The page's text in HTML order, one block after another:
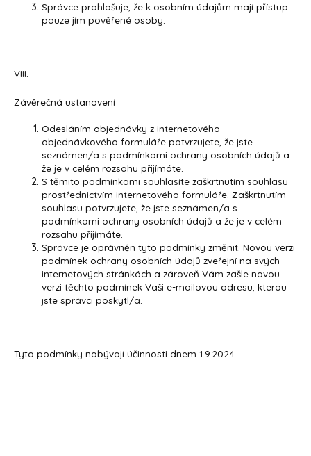
Správce prohlašuje, že k osobním údajům mají přístup
pouze jím pověřené osoby.
VIII.
Závěrečná ustanovení
Odesláním objednávky z internetového
objednávkového formuláře potvrzujete, že jste
seznámen/a s podmínkami ochrany osobních údajů a
že je v celém rozsahu přijímáte.
S těmito podmínkami souhlasíte zaškrtnutím souhlasu
prostřednictvím internetového formuláře. Zaškrtnutím
souhlasu potvrzujete, že jste seznámen/a s
podmínkami ochrany osobních údajů a že je v celém
rozsahu přijímáte.
Správce je oprávněn tyto podmínky změnit. Novou verzi
podmínek ochrany osobních údajů zveřejní na svých
internetových stránkách a zároveň Vám zašle novou
verzi těchto podmínek Vaši e-mailovou adresu, kterou
jste správci poskytl/a.
Tyto podmínky nabývají účinnosti dnem 1.9.2024.